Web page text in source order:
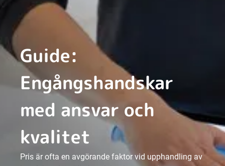
Guide:
Engångshandskar
med ansvar och
kvalitet
Pris är ofta en avgörande faktor vid upphandling av